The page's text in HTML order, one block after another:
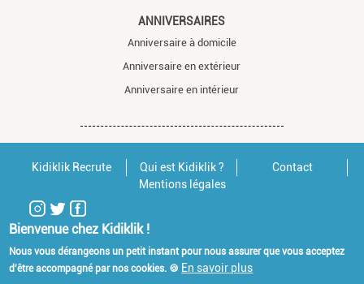
ANNIVERSAIRES
Anniversaire à domicile
Anniversaire en extérieur
Anniversaire en intérieur
Kidiklik Recrute Qui est Kidiklik ?
Contact
Mentions légales
Bienvenue chez Kidiklik !
Nous vous dérangeons un petit instant pour nous assurer que vous acceptez
d'être accompagné par nos cookies. 🍪 En savoir plus